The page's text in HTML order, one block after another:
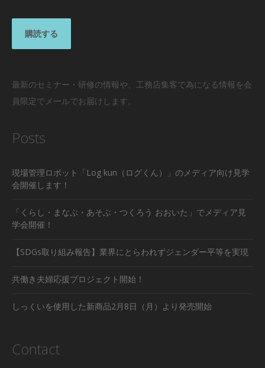
最新のセミナー・研修の情報や、工務店集客で為になる情報を会
員限定でメールでお届けします。
Posts
現場管理ロボット「Log kun（ログくん）」のメディア向け見学
会開催します！
「くらし・まなぶ・あそぶ・つくろう おおいた」でメディア見
学会開催！
【SDGs取り組み報告】業界にとらわれずジェンダー平等を実現
共働き夫婦応援プロジェクト開始！
しっくいを使用した新商品2月8日（月）より発売開始
Contact